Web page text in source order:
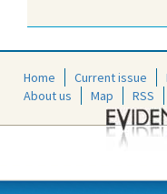
Home Current issue
About us
Map RSS